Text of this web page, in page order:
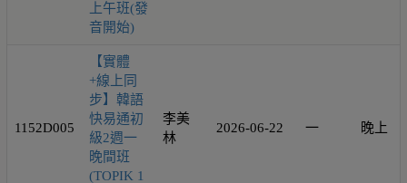
上午班(發
音開始)
1152D005
【實體
+線上同
步】韓語
快易通初
級2週一
晚間班
(TOPIK 1
李美
林
2026-06-22 一 晚上